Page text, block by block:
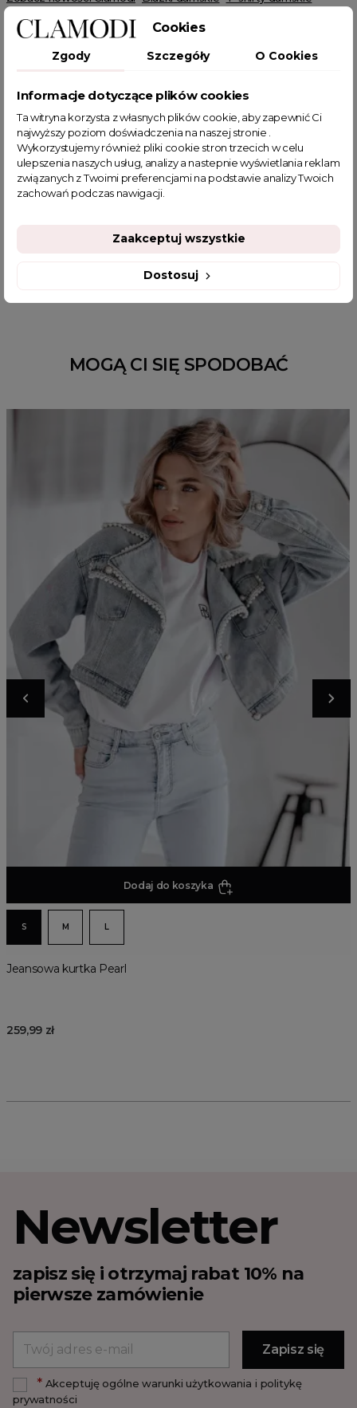
Bluzki na co dzień
Bluzki z krótkim rękawem
POWIĄZANE TAGI
do pracy biała bawełniana bluzka
bluzka z kwiatem
biała bluzka
biały t-shirt
biała koszulka damska
fajne bluzki damskie
fajne ciuszki
koszulka basic
MOGĄ CI SIĘ SPODOBAĆ
Dodaj do koszyka
S M L
Jeansowa kurtka Pearl
259,99 zł
Newsletter
zapisz się i otrzymaj rabat 10% na
pierwsze zamówienie
*Akceptuję ogólne warunki użytkowania i politykę
prywatności
Cookies
Zgody Szczegóły O Cookies
Informacje dotyczące plików cookies
Ta witryna korzysta z własnych plików cookie, aby zapewnić Ci
najwyższy poziom doświadczenia na naszej stronie .
Wykorzystujemy również pliki cookie stron trzecich w celu
ulepszenia naszych usług, analizy a nastepnie wyświetlania reklam
związanych z Twoimi preferencjami na podstawie analizy Twoich
zachowań podczas nawigacji.
Dostosuj
Zaakceptuj wszystkie